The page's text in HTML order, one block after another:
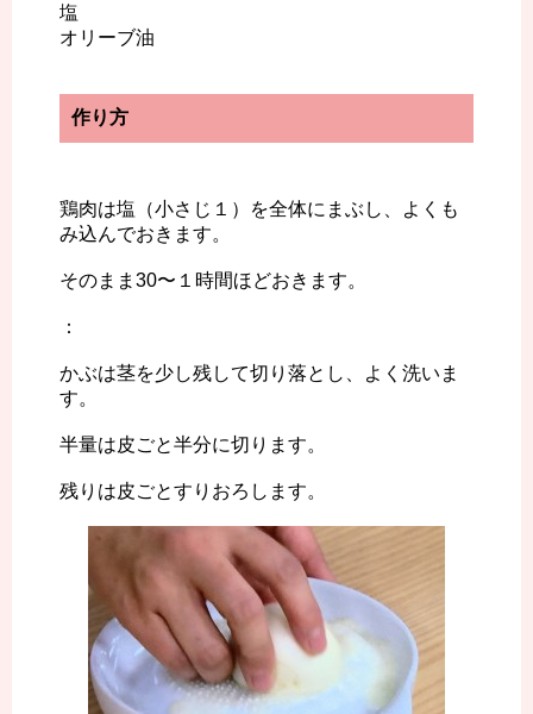
塩
オリーブ油
作り方
鶏肉は塩（小さじ１）を全体にまぶし、よくも
み込んでおきます。
そのまま30〜１時間ほどおきます。
：
かぶは茎を少し残して切り落とし、よく洗いま
す。
半量は皮ごと半分に切ります。
残りは皮ごとすりおろします。